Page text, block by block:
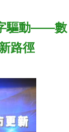
驅動——數
路徑